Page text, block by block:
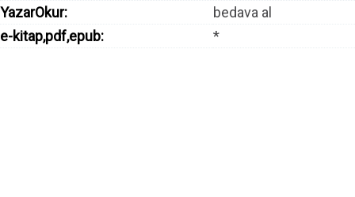
YazarOkur:
bedava al
e-kitap,pdf,epub:
*